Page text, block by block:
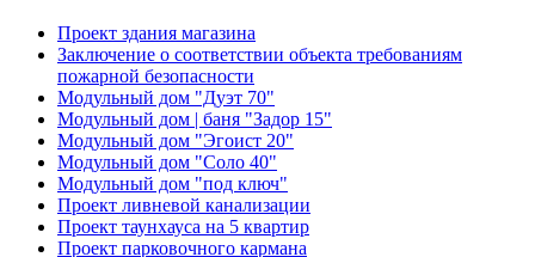
Проект здания магазина
Заключение о соответствии объекта требованиям
пожарной безопасности
Модульный дом "Дуэт 70"
Модульный дом | баня "Задор 15"
Модульный дом "Эгоист 20"
Модульный дом "Соло 40"
Модульный дом "под ключ"
Проект ливневой канализации
Проект таунхауса на 5 квартир
Проект парковочного кармана